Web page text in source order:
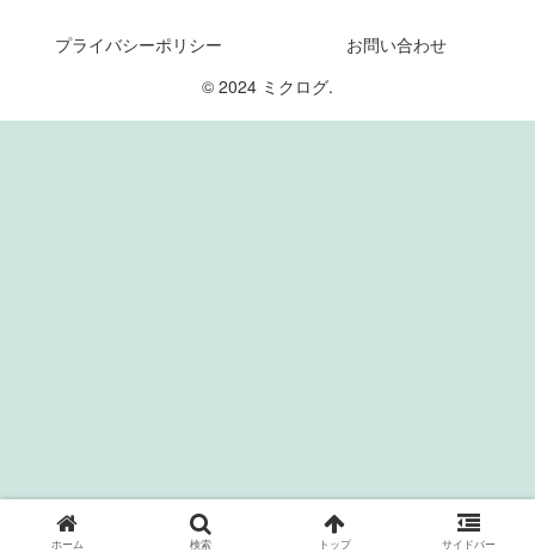
プライバシーポリシー
お問い合わせ
© 2024 ミクログ.
ホーム 検索 トップ サイドバー